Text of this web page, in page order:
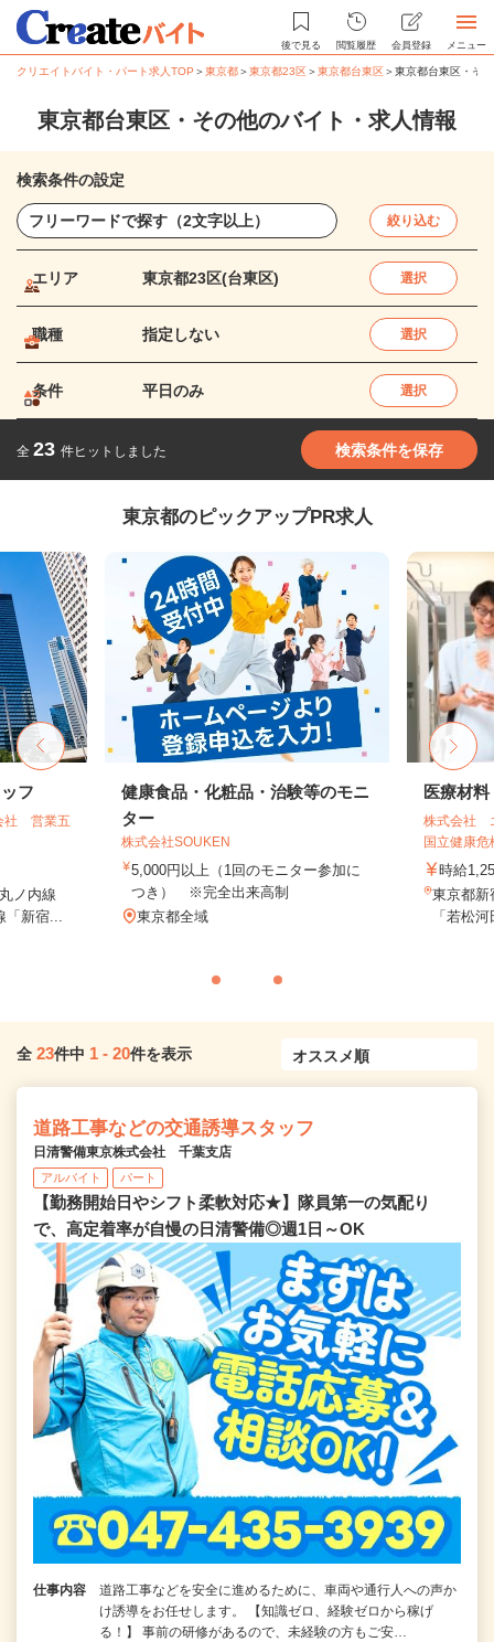
後で見る 閲覧履歴 会員登録 メニュー
クリエイトバイト・パート求人TOP ＞東京都＞東京都23区＞東京都台東区＞東京都台東区・そ
東京都台東区・その他のバイト・求人情報
検索条件の設定
絞り込む
エリア 東京都23区(台東区) 選択
職種 指定しない 選択
条件 平日のみ 選択
全 23 件ヒットしました 検索条件を保存
東京都のピックアップPR求人
フ
社 営業五
ノ内線
新宿...
健康食品・化粧品・治験等のモニ
ター
株式会社SOUKEN
5,000円以上（1回のモニター参加に
つき） ※完全出来高制
東京都全域
医療材
株式会社
国立健康危
時給
東京都新
「若松
全 23件中 1 - 20件を表示
道路工事などの交通誘導スタッフ
日清警備東京株式会社 千葉支店
アルバイト パート
【勤務開始日やシフト柔軟対応★】隊員第一の気配り
で、高定着率が自慢の日清警備◎週1日～OK
仕事内容
道路工事などを安全に進めるために、車両や通行人への声か
け誘導をお任せします。 【知識ゼロ、経験ゼロから稼げ
る！】 事前の研修があるので、未経験の方もご安…